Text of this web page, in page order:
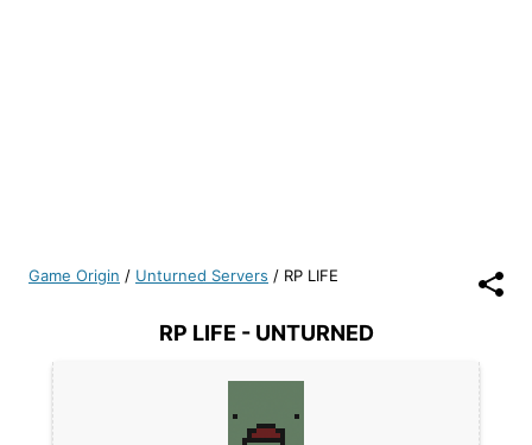
Game Origin / Unturned Servers / RP LIFE
RP LIFE - UNTURNED